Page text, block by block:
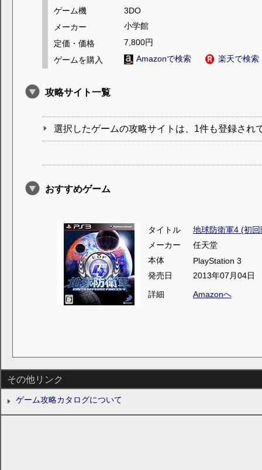
ゲーム機
3DO
メーカー
小学館
定価・価格
7,800円
ゲームを購入
Amazonで検索 楽天で検索
攻略サイト一覧
選択したゲームの攻略サイトは、1件も登録され
おすすめゲーム
タイトル
地球防衛軍4 (初
メーカー
任天堂
本体
PlayStation 3
発売日
2013年07月04日
詳細
Amazonへ
その他リンク
ゲーム攻略カタログについて